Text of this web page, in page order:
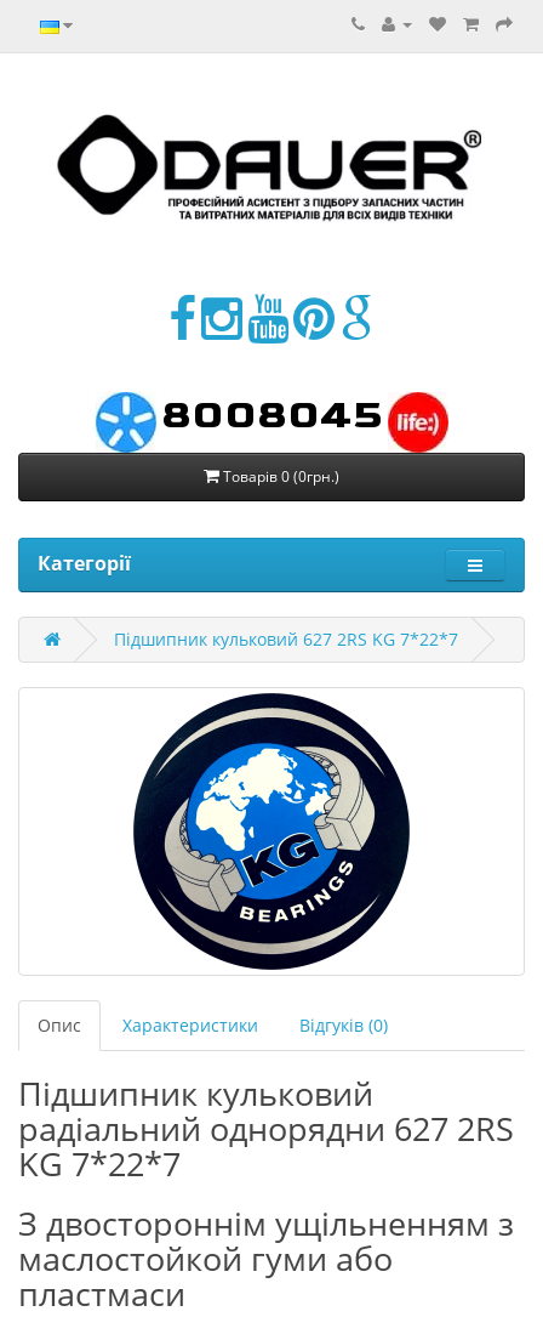
8008045
Товарів 0 (0грн.)
Категорії
Підшипник кульковий 627 2RS KG 7*22*7
Опис Характеристики Відгуків (0)
Підшипник кульковий
радіальний однорядни 627 2RS
KG 7*22*7
З двостороннім ущільненням з
маслостойкой гуми або
пластмаси